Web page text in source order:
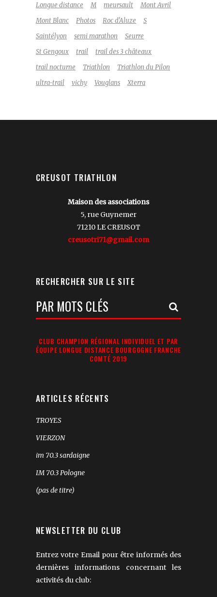
Longue distance
M meursault
Mont Avril
Mont Blanc
Photos Roc d'Aluze
S
Saintélyon
semi marathon
Seurre
St Gengoux
trail
trail des 3 châteaux
trail nocturne
Triathlon
Triathlon du Pilon
ultra-trail
vichy Vouglans Xterra
CREUSOT TRIATHLON
Maison des associations
5, rue Guynemer
71210 LE CREUSOT
creusotri71@gmail.com
RECHERCHER SUR LE SITE
Votre
Recherche:
CLUB CHAMPION RÉGIONAL INDIVIDUEL ET PAR
ÉQUIPE LONGUE DISTANCE BOURGOGNE FRANCHE
COMTÉ 2019
ARTICLES RÉCENTS
TROYES
VIERZON
im 70.3 sardaigne
IM 70.3 Pologne
(pas de titre)
NEWSLETTER DU CLUB
Entrez votre Email pour être informés des
dernières informations concernant les
activités du club: